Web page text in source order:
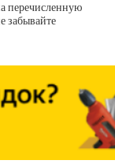
перечисленную
забывайте